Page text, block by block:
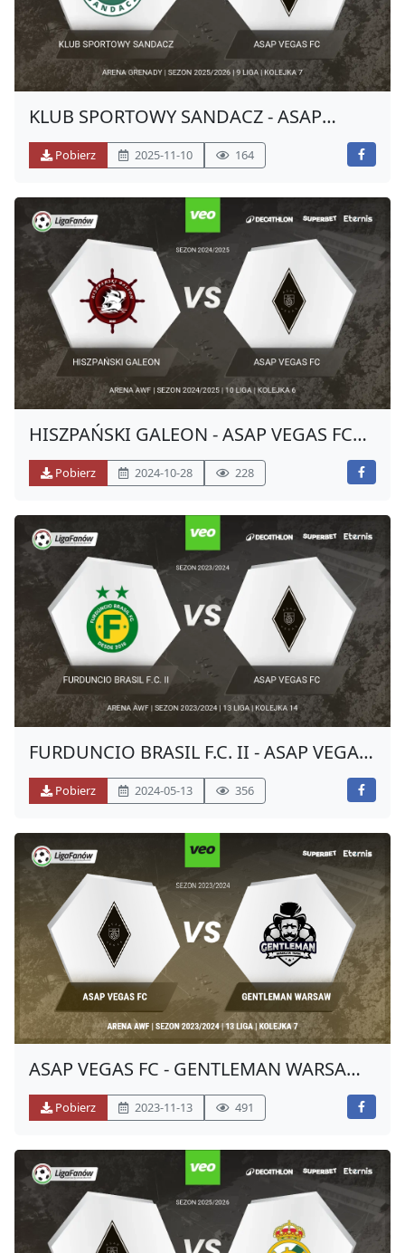
KLUB SPORTOWY SANDACZ - ASAP
VEGAS FC (JESIEŃ 2025)
Pobierz 2025-11-10 164
HISZPAŃSKI GALEON - ASAP VEGAS FC
(JESIEŃ 2024)
Pobierz 2024-10-28 228
FURDUNCIO BRASIL F.C. II - ASAP VEGAS
FC (WIOSNA 2024)
Pobierz 2024-05-13 356
ASAP VEGAS FC - GENTLEMAN WARSAW
TEAM (JESIEŃ 2023)
Pobierz 2023-11-13 491